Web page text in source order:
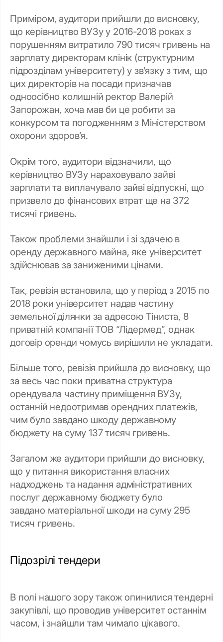
Приміром, аудитори прийшли до висновку,
що керівництво ВУЗу у 2016-2018 роках з
порушенням витратило 790 тисяч гривень на
зарплату директорам клінік (структурним
підрозділам університету) у зв’язку з тим, що
цих директорів на посади призначав
одноосібно колишній ректор Валерій
Запорожан, хоча мав би це робити за
конкурсом та погодженням з Міністерством
охорони здоров’я.
Окрім того, аудитори відзначили, що
керівництво ВУЗу нараховувало зайві
зарплати та виплачувало зайві відпускні, що
призвело до фінансових втрат ще на 372
тисячі гривень.
Також проблеми знайшли і зі здачею в
оренду державного майна, яке університет
здійснював за заниженими цінами.
Так, ревізія встановила, що у період з 2015 по
2018 роки університет надав частину
земельної ділянки за адресою Тіниста, 8
приватній компанії ТОВ “Лідермед”, однак
договір оренди чомусь вирішили не укладати.
Більше того, ревізія прийшла до висновку, що
за весь час поки приватна структура
орендувала частину приміщення ВУЗу,
останній недоотримав орендних платежів,
чим було завдано шкоду державному
бюджету на суму 137 тисяч гривень.
Загалом же аудитори прийшли до висновку,
що у питання використання власних
надходжень та надання адміністративних
послуг державному бюджету було
завдано матеріальної шкоди на суму 295
тисяч гривень.
Підозрілі тендери
В полі нашого зору також опинилися тендерні
закупівлі, що проводив університет останнім
часом, і знайшли там чимало цікавого.